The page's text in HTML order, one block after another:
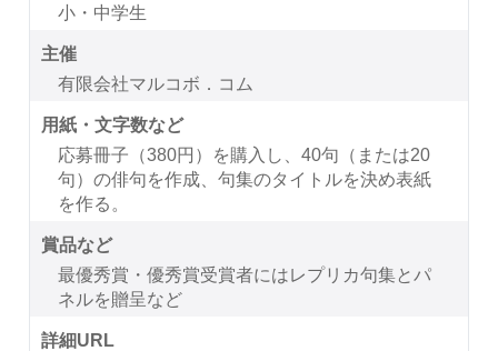
小・中学生
主催
有限会社マルコボ．コム
用紙・文字数など
応募冊子（380円）を購入し、40句（または20
句）の俳句を作成、句集のタイトルを決め表紙
を作る。
賞品など
最優秀賞・優秀賞受賞者にはレプリカ句集とパ
ネルを贈呈など
詳細URL